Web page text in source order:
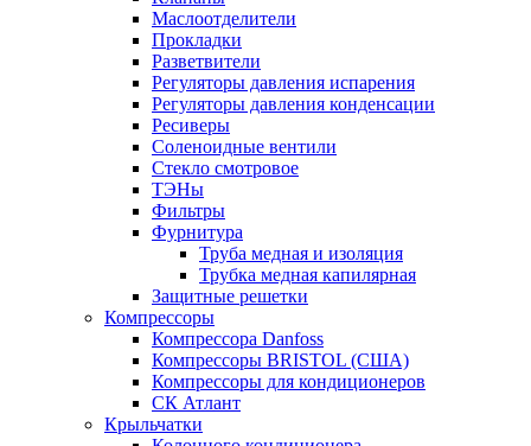
Маслоотделители
Прокладки
Разветвители
Регуляторы давления испарения
Регуляторы давления конденсации
Ресиверы
Соленоидные вентили
Стекло смотровое
ТЭНы
Фильтры
Фурнитура
Труба медная и изоляция
Трубка медная капилярная
Защитные решетки
Компрессоры
Компрессора Danfoss
Компрессоры BRISTOL (США)
Компрессоры для кондиционеров
СК Атлант
Крыльчатки